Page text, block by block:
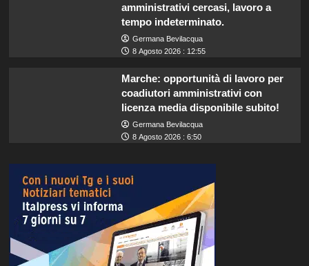
amministrativi cercasi, lavoro a
tempo indeterminato.
Germana Bevilacqua
8 Agosto 2026 : 12:55
Marche: opportunità di lavoro per
coadiutori amministrativi con
licenza media disponibile subito!
Germana Bevilacqua
8 Agosto 2026 : 6:50